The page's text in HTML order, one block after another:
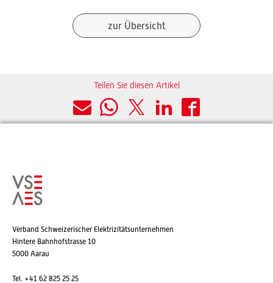
zur Übersicht
Teilen Sie diesen Artikel
Verband Schweizerischer Elektrizitätsunternehmen
Hintere Bahnhofstrasse 10
5000 Aarau
Tel. +41 62 825 25 25